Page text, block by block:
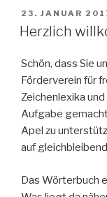
AM
23. JANUAR
Herzlich
Schön, dass Sie
Förderverein für
Zeichenlexika
Aufgabe
Apel zu
auf
Das Wörterbuch